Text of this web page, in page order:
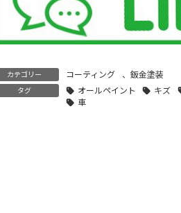
カテゴリー コーティング 、 鈑金塗装
タグ オールペイント キズ
車